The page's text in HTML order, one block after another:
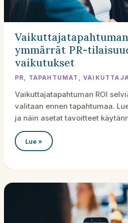
ymmärrät PR-
vaikutukset
PR TAPAHTUMAT ,
Vaikuttajatapahtuman ROI
valitaan ennen tapahtumaa.
ja näin asetat tavoitteet
Vaikuttajatapahtuman
tulokset
Lue »